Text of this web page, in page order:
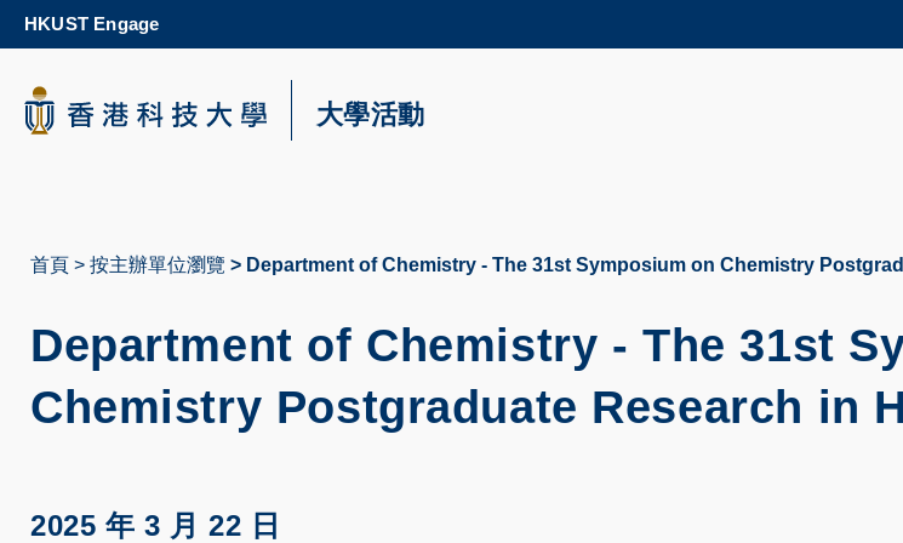
content
更多科大概覽
科大新聞
HKUST Engage
大學活動
航
結
首頁 按主辦單位瀏覽 Department of Chemistry - The 31st Symposium on Chemistry
Department of Chemistry - The 31st
Chemistry Postgraduate Research in
2025 年 3 月 22 日